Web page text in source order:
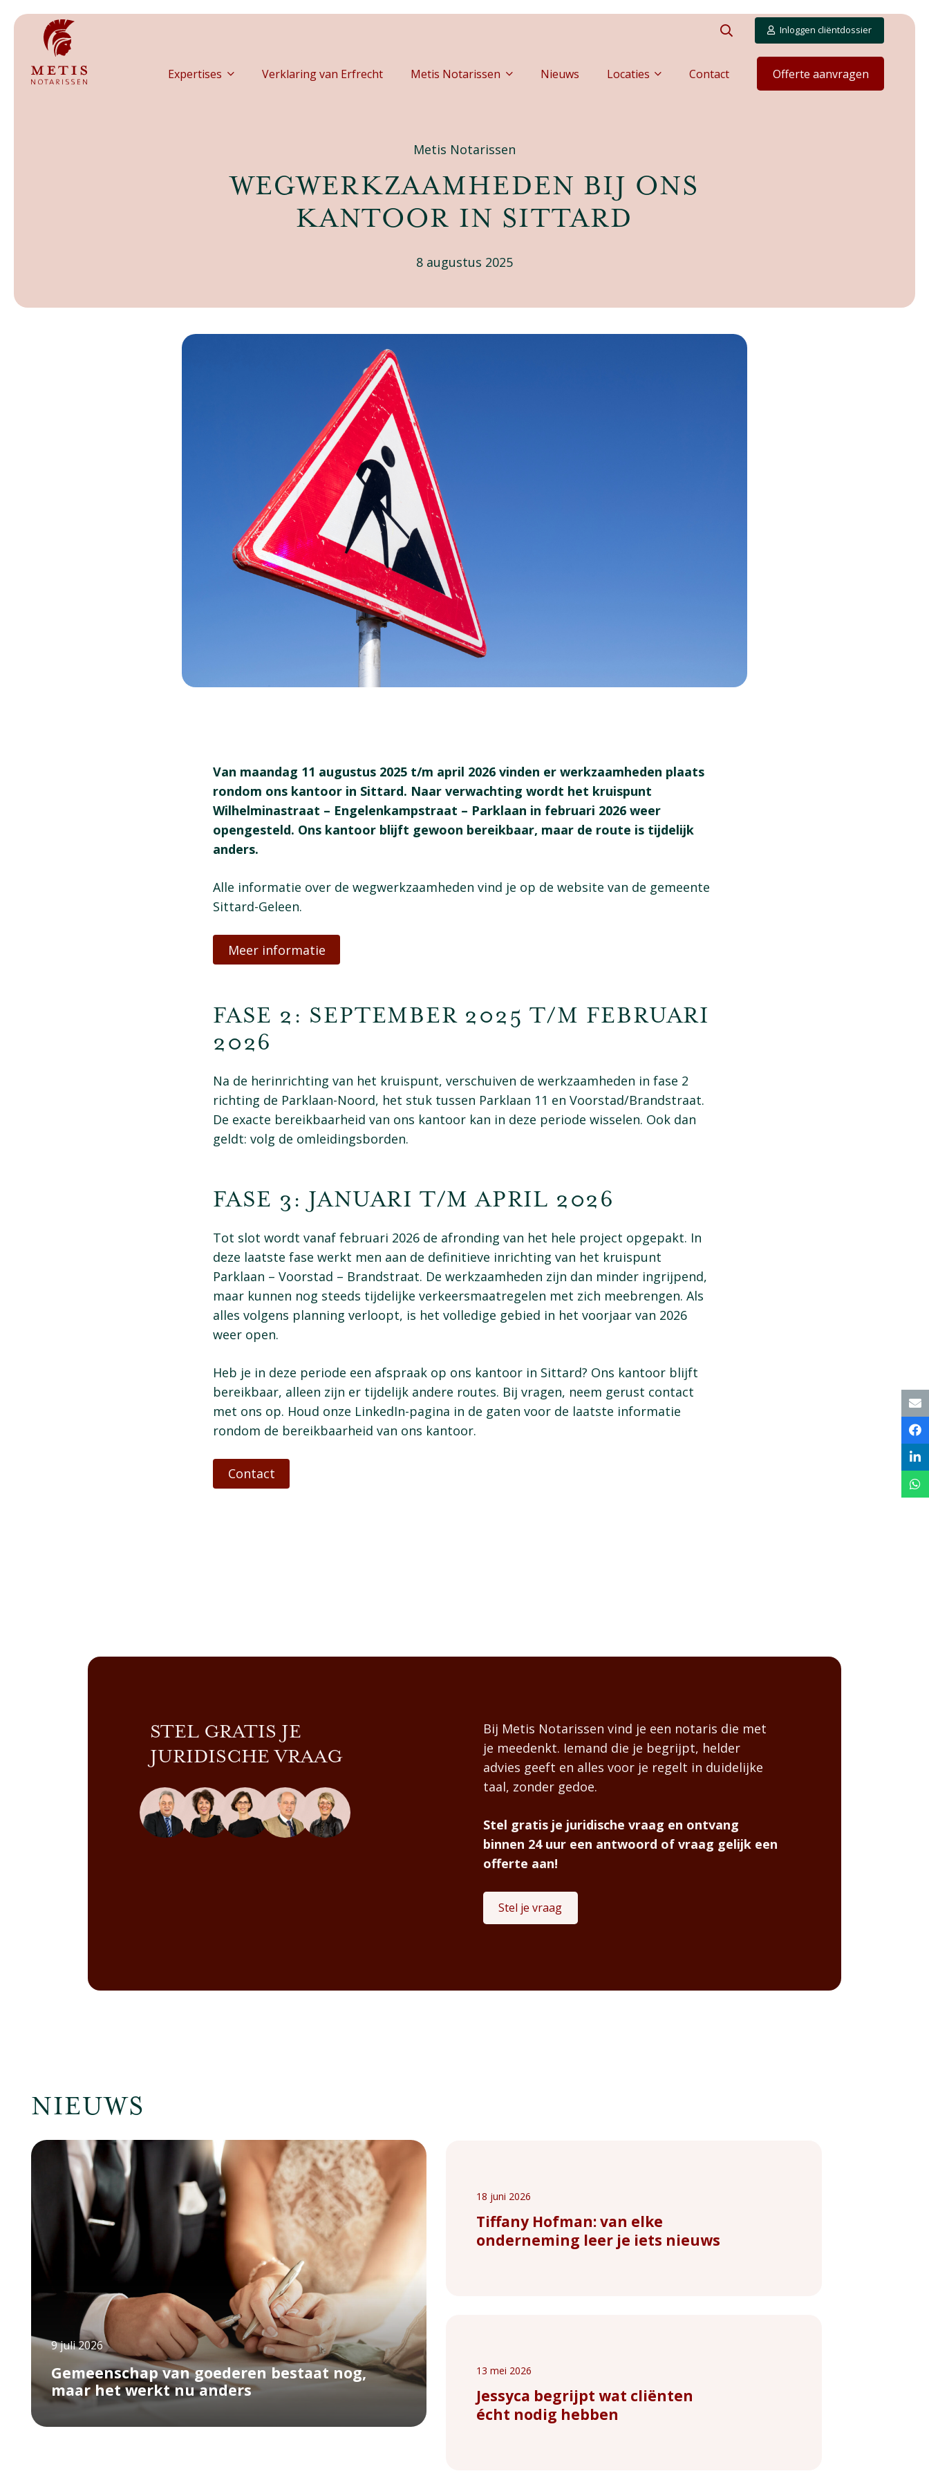
Inloggen cliëntdossier
Expertises Verklaring van Erfrecht Metis Notarissen Nieuws Locaties Contact Offerte aanvragen
Metis Notarissen
WEGWERKZAAMHEDEN BIJ ONS
KANTOOR IN SITTARD
8 augustus 2025
Van maandag 11 augustus 2025 t/m april 2026 vinden er werkzaamheden plaats
rondom ons kantoor in Sittard. Naar verwachting wordt het kruispunt
Wilhelminastraat – Engelenkampstraat – Parklaan in februari 2026 weer
opengesteld. Ons kantoor blijft gewoon bereikbaar, maar de route is tijdelijk
anders.
Alle informatie over de wegwerkzaamheden vind je op de website van de gemeente
Sittard-Geleen.
Meer informatie
​FASE 2: SEPTEMBER 2025 T/M FEBRUARI
2026
Na de herinrichting van het kruispunt, verschuiven de werkzaamheden in fase 2
richting de Parklaan-Noord, het stuk tussen Parklaan 11 en Voorstad/Brandstraat.
De exacte bereikbaarheid van ons kantoor kan in deze periode wisselen. Ook dan
geldt: volg de omleidingsborden.
FASE 3: JANUARI T/M APRIL 2026
Tot slot wordt vanaf februari 2026 de afronding van het hele project opgepakt. In
deze laatste fase werkt men aan de definitieve inrichting van het kruispunt
Parklaan – Voorstad – Brandstraat. De werkzaamheden zijn dan minder ingrijpend,
maar kunnen nog steeds tijdelijke verkeersmaatregelen met zich meebrengen. Als
alles volgens planning verloopt, is het volledige gebied in het voorjaar van 2026
weer open.
​Heb je in deze periode een afspraak op ons kantoor in Sittard? Ons kantoor blijft
bereikbaar, alleen zijn er tijdelijk andere routes. Bij vragen, neem gerust contact
met ons op. Houd onze LinkedIn-pagina in de gaten voor de laatste informatie
rondom de bereikbaarheid van ons kantoor.
Contact
STEL GRATIS JE
JURIDISCHE VRAAG
Bij Metis Notarissen vind je een notaris die met
je meedenkt. Iemand die je begrijpt, helder
advies geeft en alles voor je regelt in duidelijke
taal, zonder gedoe.
Stel gratis je juridische vraag en ontvang
binnen 24 uur een antwoord of vraag gelijk een
offerte aan!
Stel je vraag
NIEUWS
9 juli 2026
Gemeenschap van goederen bestaat nog,
maar het werkt nu anders
18 juni 2026
Tiffany Hofman: van elke
onderneming leer je iets nieuws
13 mei 2026
Jessyca begrijpt wat cliënten
écht nodig hebben